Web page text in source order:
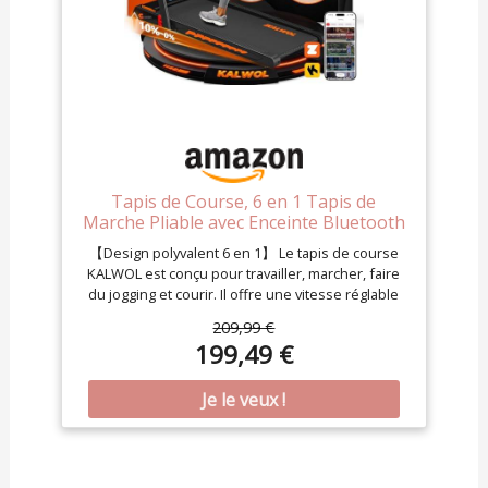
Tapis de Course, 6 en 1 Tapis de
Marche Pliable avec Enceinte Bluetooth
– Inclinaison 10%, Moteur Silencieux 3,0
CV, 12 KM/H, 12 Programmes, APP &
Télécommande, Charge 160 kg – Pour
Maison & Bureau
【Design polyvalent 6 en 1】 Le tapis de course
KALWOL est conçu pour travailler, marcher, faire
du jogging et courir. Il offre une vitesse réglable
du mode travail lent à la marche tranquille, en
passant par le jogging modéré ou la course
rapide. Idéal pour les professionnels actifs et les
adultes qui souhaitent s'entraîner
confortablement à domicile. Économisez 1 à 2
heures de trajet par jour jusqu'à la salle de sport.
209,99 €
199,49 €